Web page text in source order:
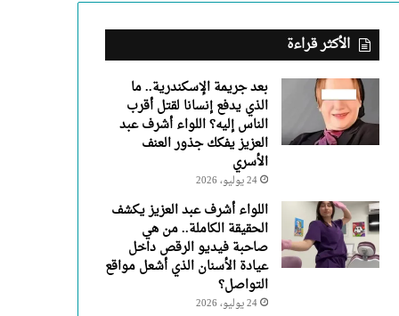
يفكك
جذور
العنف
الأسري
الأكثر قراءة
بعد جريمة الإسكندرية.. ما
الذي يدفع إنسانا لقتل أقرب
الناس إليه؟ اللواء أشرف عبد
العزيز يفكك جذور العنف
الأسري
24 يوليو، 2026
اللواء أشرف عبد العزيز يكشف
الحقيقة الكاملة.. من هي
صاحبة فيديو الرقص داخل
عيادة الأسنان الذي أشعل مواقع
التواصل؟
24 يوليو، 2026